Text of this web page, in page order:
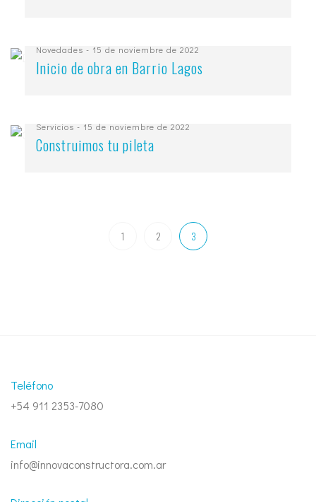
Novedades - 15 de noviembre de 2022
Inicio de obra en Barrio Lagos
Servicios - 15 de noviembre de 2022
Construimos tu pileta
1 2 3
Teléfono
+54 911 2353-7080
Email
info@innovaconstructora.com.ar